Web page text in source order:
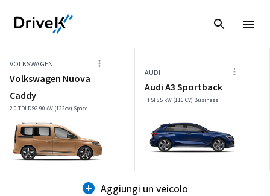
VOLKSWAGEN
Volkswagen Nuova
Caddy
2.0 TDI DSG 90kW (122cv) Space
AUDI
Audi A3 Sportback
TFSI 85 kW (116 CV) Business
Aggiungi un veicolo